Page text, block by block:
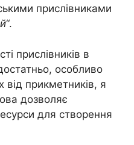
прислівниками
“.
прислівників в
особливо
від прикметників, я
дозволяє
для створення